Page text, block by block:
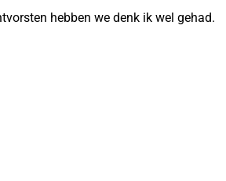
hebben we denk ik wel gehad.